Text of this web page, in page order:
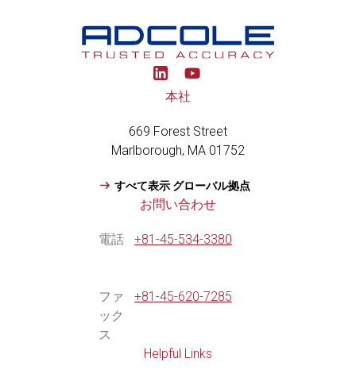
Y
o
b
e
本社
669 Forest Street
Marlborough, MA 01752
すべて表示 グローバル拠点
お問い合わせ
電話 +81-45-534-3380
ファ
ック
ス
+81-45-620-7285
Helpful Links